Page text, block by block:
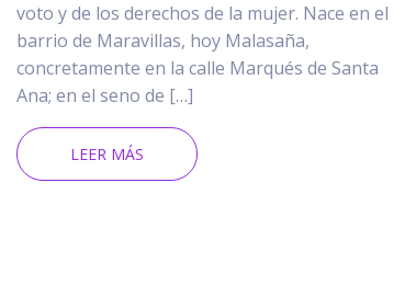
voto y de los derechos de la mujer. Nace en el
barrio de Maravillas, hoy Malasaña,
concretamente en la calle Marqués de Santa
Ana; en el seno de […]
LEER MÁS